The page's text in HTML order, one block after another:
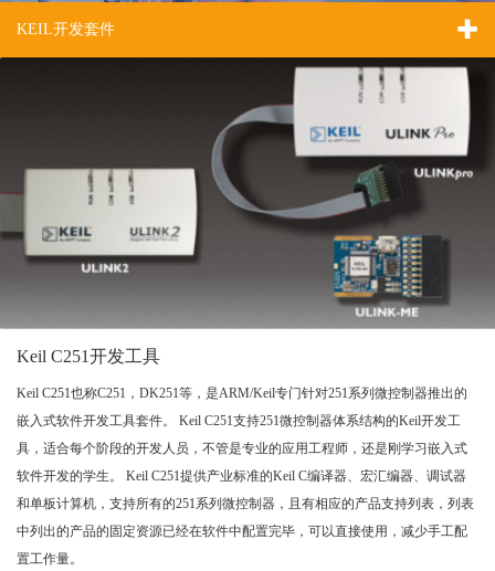
Ansys
Perforce
TESSY
Ashling
Incredibuild
Adobe
Lauterbach
JFrog
PLS
技术文档
网络研讨会
KEIL开发套件
Keil C251开发工具
Keil C251也称C251，DK251等，是ARM/Keil专门针对251系列微控制器推出的
嵌入式软件开发工具套件。 Keil C251支持251微控制器体系结构的Keil开发工
具，适合每个阶段的开发人员，不管是专业的应用工程师，还是刚学习嵌入式
软件开发的学生。 Keil C251提供产业标准的Keil C编译器、宏汇编器、调试器
和单板计算机，支持所有的251系列微控制器，且有相应的产品支持列表，列表
中列出的产品的固定资源已经在软件中配置完毕，可以直接使用，减少手工配
置工作量。